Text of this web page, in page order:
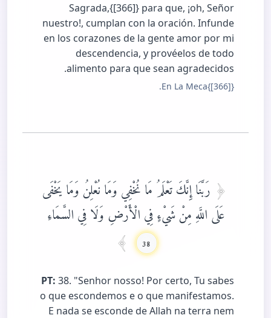
Sagrada,{[366]} para que, ¡oh, Señor
nuestro!, cumplan con la oración. Infunde
en los corazones de la gente amor por mi
descendencia, y provéelos de todo
alimento para que sean agradecidos.
{[366]}En La Meca.
رَبَّنَا إِنَّكَ تَعْلَمُ مَا نُخْفِي وَمَا نُعْلِنُ وَمَا يَخْفَى
عَلَى اللَّهِ مِنْ شَيْءٍ فِي الْأَرْضِ وَلَا فِي السَّمَاءِ
38
PT: 38. "Senhor nosso! Por certo, Tu sabes
o que escondemos e o que manifestamos.
E nada se esconde de Allah na terra nem